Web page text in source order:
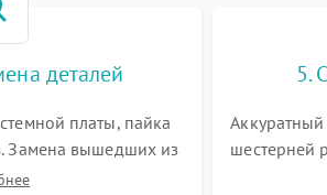
деталей
платы, пайка
Замена вышедших из
аккумулятора,
5.
шестерней
для